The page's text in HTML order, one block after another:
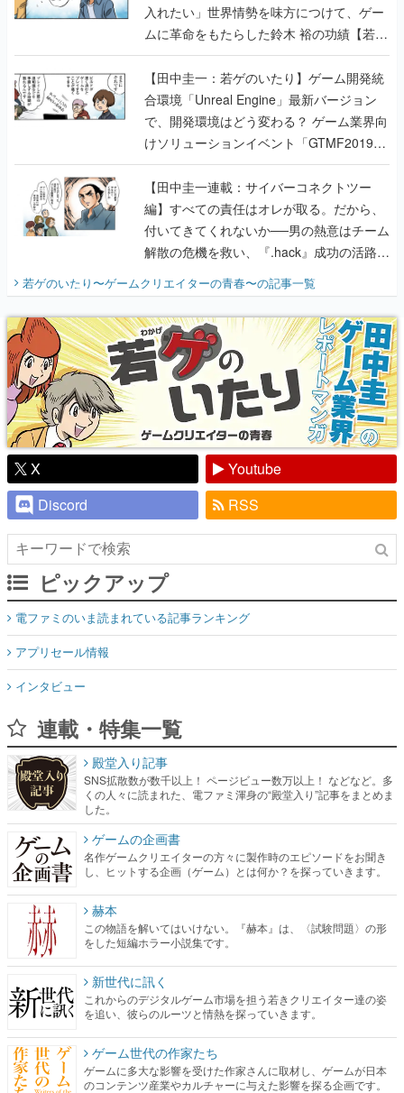
入れたい」世界情勢を味方につけて、ゲー
ムに革命をもたらした鈴木 裕の功績【若ゲ
のいたり】
【田中圭一：若ゲのいたり】ゲーム開発統
合環境「Unreal Engine」最新バージョン
で、開発環境はどう変わる？ ゲーム業界向
けソリューションイベント「GTMF2019」
に行って、より理解を深めよう【PR】
【田中圭一連載：サイバーコネクトツー
編】すべての責任はオレが取る。だから、
付いてきてくれないか──男の熱意はチーム
解散の危機を救い、『.hack』成功の活路を
開く。業界の快男児・松山 洋に流れる血は
『少年ジャンプ』色だった【若ゲのいた
り】
若ゲのいたり〜ゲームクリエイターの青春〜の記事一覧
X
Youtube
Discord
RSS
ピックアップ
電ファミのいま読まれている記事ランキング
アプリセール情報
インタビュー
連載・特集一覧
殿堂入り記事
SNS拡散数が数千以上！ ページビュー数万以上！ などなど。多
くの人々に読まれた、電ファミ渾身の“殿堂入り”記事をまとめま
した。
ゲームの企画書
名作ゲームクリエイターの方々に製作時のエピソードをお聞き
し、ヒットする企画（ゲーム）とは何か？を探っていきます。
赫本
この物語を解いてはいけない。『赫本』は、〈試験問題〉の形
をした短編ホラー小説集です。
新世代に訊く
これからのデジタルゲーム市場を担う若きクリエイター達の姿
を追い、彼らのルーツと情熱を探っていきます。
ゲーム世代の作家たち
ゲームに多大な影響を受けた作家さんに取材し、ゲームが日本
のコンテンツ産業やカルチャーに与えた影響を探る企画です。